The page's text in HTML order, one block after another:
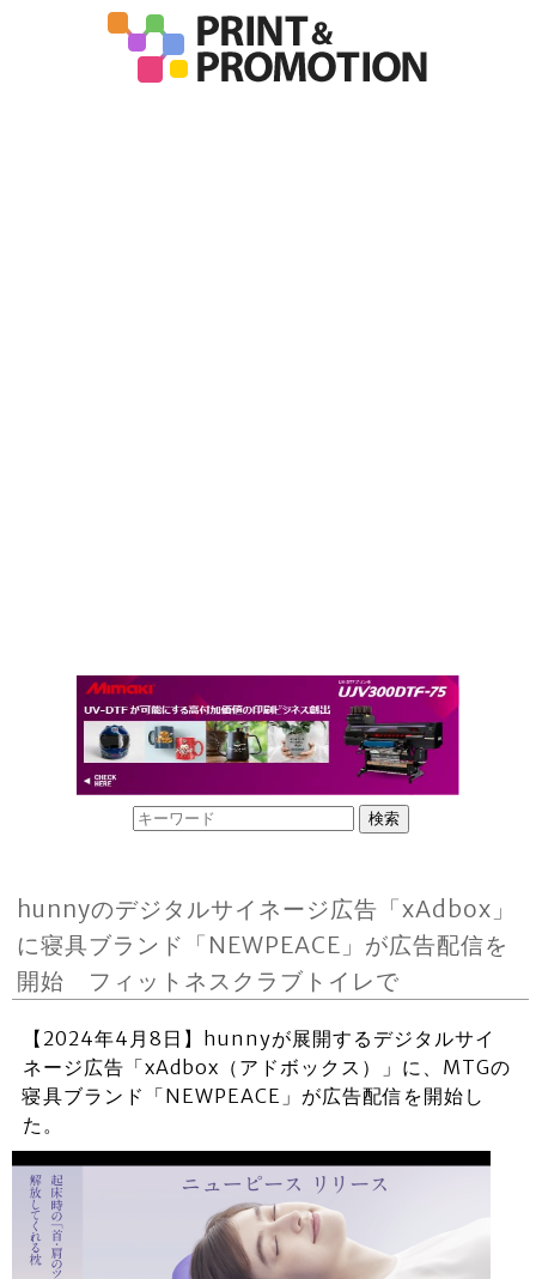
hunnyのデジタルサイネージ広告「xAdbox」
に寝具ブランド「NEWPEACE」が広告配信を
開始 フィットネスクラブトイレで
【2024年4月8日】hunnyが展開するデジタルサイ
ネージ広告「xAdbox（アドボックス）」に、MTGの
寝具ブランド「NEWPEACE」が広告配信を開始し
た。